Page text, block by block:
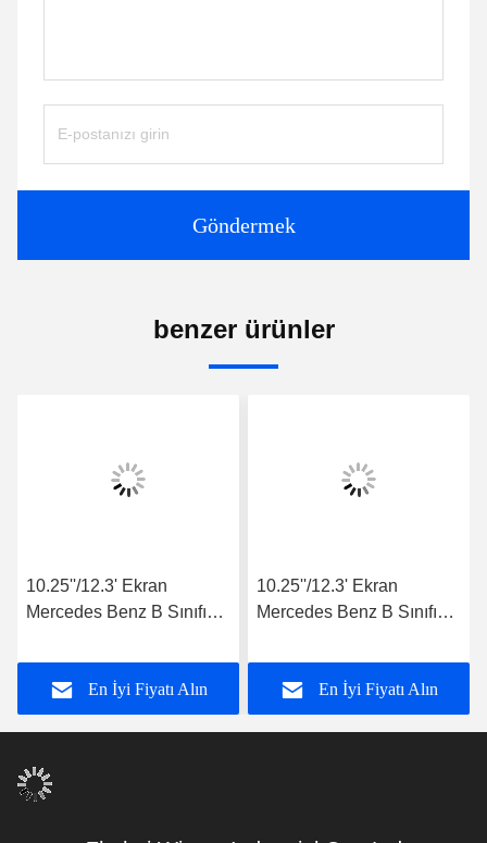
Göndermek
benzer ürünler
10.25''/12.3' Ekran
Mercedes Benz B Sınıfı
B250 B260 2015-2019
NTG5.0 Android
Multimedia Player
En İyi Fiyatı Alın
10.25''/12.3' Ekran
Mercedes Benz B Sınıfı
B250 B260 2011-2014
NTG4.5 Android
Multimedia Player
En İyi Fiyatı Alın